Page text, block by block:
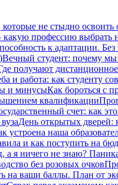
не стыдно освоить
какую профессию
к адаптации.
Вечный студент: почему мы
получают
и работа: как студенту
и минусыКак бороться с
квалификации
счет: как это
День открытых дверей:
устроена наша
и как поступить на
а я ничего не знаю?
без розовых очков
на ваши баллы. План от